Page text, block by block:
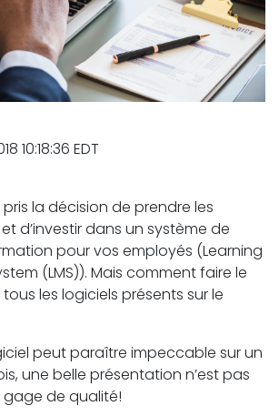
10:18:36 EDT
la décision de prendre les
d’investir dans un système de
pour vos employés (Learning
(LMS)). Mais comment faire le
les logiciels présents sur le
peut paraître impeccable sur un
une belle présentation n’est pas
de qualité!